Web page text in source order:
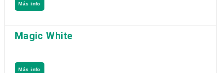
Más info
Magic White
Más info